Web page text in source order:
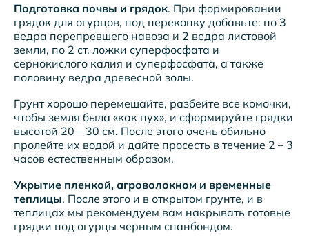
Подготовка почвы и грядок. При формировании
грядок для огурцов, под перекопку добавьте: по 3
ведра перепревшего навоза и 2 ведра листовой
земли, по 2 ст. ложки суперфосфата и
сернокислого калия и суперфосфата, а также
половину ведра древесной золы.
Грунт хорошо перемешайте, разбейте все комочки,
чтобы земля была «как пух», и сформируйте грядки
высотой 20 – 30 см. После этого очень обильно
пролейте их водой и дайте просесть в течение 2 – 3
часов естественным образом.
Укрытие пленкой, агроволокном и временные
теплицы. После этого и в открытом грунте, и в
теплицах мы рекомендуем вам накрывать готовые
грядки под огурцы черным спанбондом.